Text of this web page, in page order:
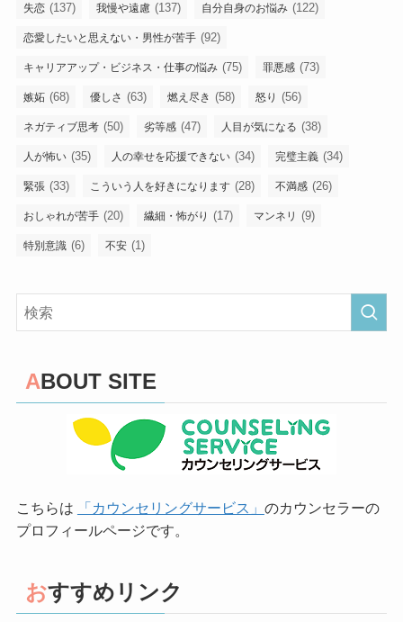
失恋 (137) 我慢や遠慮 (137) 自分自身のお悩み (122)
恋愛したいと思えない・男性が苦手 (92)
キャリアアップ・ビジネス・仕事の悩み (75) 罪悪感 (73)
嫉妬 (68) 優しさ (63) 燃え尽き (58) 怒り (56)
ネガティブ思考 (50) 劣等感 (47) 人目が気になる (38)
人が怖い (35) 人の幸せを応援できない (34) 完璧主義 (34)
緊張 (33) こういう人を好きになります (28) 不満感 (26)
おしゃれが苦手 (20) 繊細・怖がり (17) マンネリ (9)
特別意識 (6) 不安 (1)
ABOUT SITE
こちらは 「カウンセリングサービス」 のカウンセラーの
プロフィールページです。
おすすめリンク